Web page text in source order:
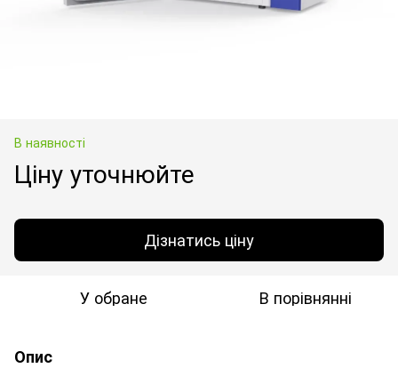
В наявності
Ціну уточнюйте
Дізнатись ціну
У обране В порівнянні
Опис